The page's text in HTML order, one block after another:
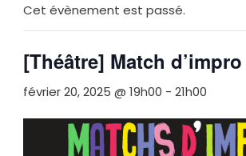
Cet évènement est passé.
[Théâtre] Match d’impro
février 20, 2025 @ 19h00 - 21h00